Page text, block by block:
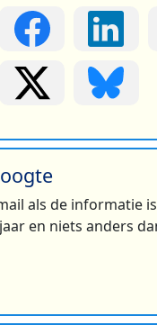
als de informatie
en niets anders